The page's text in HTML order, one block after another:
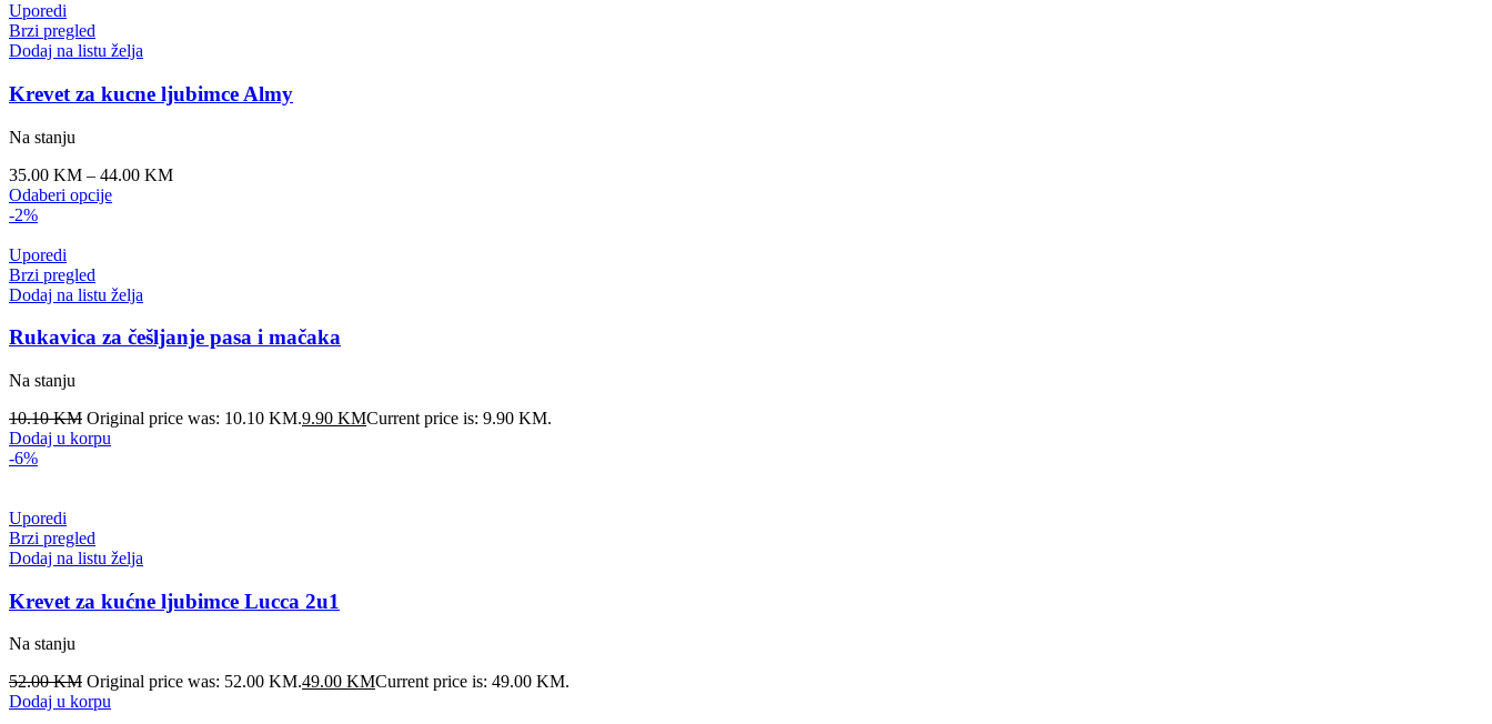
Uporedi
Brzi pregled
Dodaj na listu želja
Krevet za kucne ljubimce Almy
Na stanju
35.00 KM – 44.00 KM
Odaberi opcije
-2%
Uporedi
Brzi pregled
Dodaj na listu želja
Rukavica za češljanje pasa i mačaka
Na stanju
10.10KM Original price was: 10.10 KM.9.90 KMCurrent price is: 9.90 KM.
Dodaj u korpu
-6%
Uporedi
Brzi pregled
Dodaj na listu želja
Krevet za kućne ljubimce Lucca 2u1
Na stanju
52.00KM Original price was: 52.00 KM.49.00 KMCurrent price is: 49.00 KM.
Dodaj u korpu